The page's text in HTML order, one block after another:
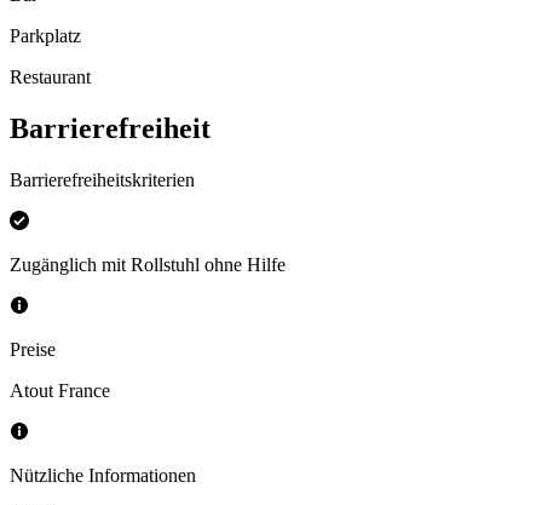
Parkplatz
Restaurant
Barrierefreiheit
Barrierefreiheitskriterien
Zugänglich mit Rollstuhl ohne Hilfe
Preise
Atout France
Nützliche Informationen